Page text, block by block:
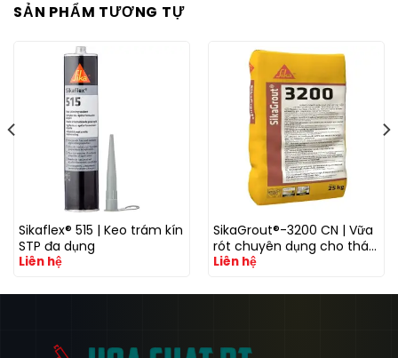
SẢN PHẨM TƯƠNG TỰ
Sikaflex® 515 | Keo trám kín
STP đa dụng
Liên hệ
SikaGrout®-3200 CN | Vữa
rót chuyên dụng cho tháp
điện gió với khả năng
Liên hệ